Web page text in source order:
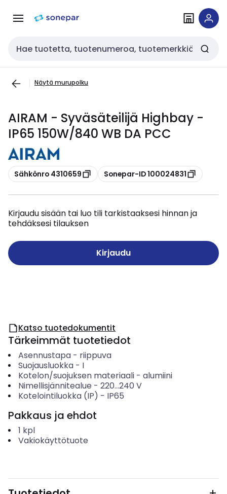
navigointiinsisältöön
Haku
Näytä murupolku
AIRAM - Syväsäteilijä Highbay -
IP65 150W/840 WB DA PCC
Kopioi
Sähkönro 4310659 Kopioi
Sonepar-ID 100024831
Kirjaudu sisään tai luo tili tarkistaaksesi hinnan ja
tehdäksesi tilauksen
Kirjaudu
Katso tuotedokumentit
Tärkeimmät tuotetiedot
Asennustapa- riippuva
Suojausluokka- I
Kotelon/suojuksen materiaali- alumiini
Nimellisjännitealue - 220...240 V
Kotelointiluokka (IP) - IP65
Pakkaus ja ehdot
1 kpl
Vakiokäyttötuote